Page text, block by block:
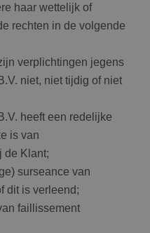
haar wettelijk of
rechten in de volgende
verplichtingen jegens
niet, niet tijdig of niet
heeft een redelijke
is van
de Klant;
surseance van
dit is verleend;
faillissement